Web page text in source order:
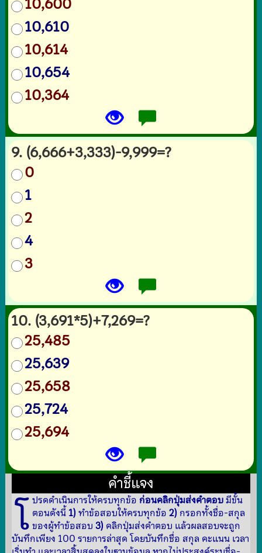
10,610
10,614
10,654
10,364
9. (6,666+3,333)-9,999=?
0
1
2
4
3
10. (3,691*5)+7,269=?
25,485
25,639
25,658
25,724
25,694
คำชี้แจง
โปรดดำเนินการให้ครบทุกข้อ ก่อนคลิกปุ่มส่งคำตอบมีขั้น
ตอนดังนี้1)ทำข้อสอบให้ครบทุกข้อ2)กรอกทั้งชื่อ-สกุล
ของผู้ทำข้อสอบ3)คลิกปุ่มส่งคำตอบ แล้วผลสอบจะถูก
บันทึกเพียง 100 รายการล่าสุด โดยบันทึกชื่อ สกุล คะแนน เวลา